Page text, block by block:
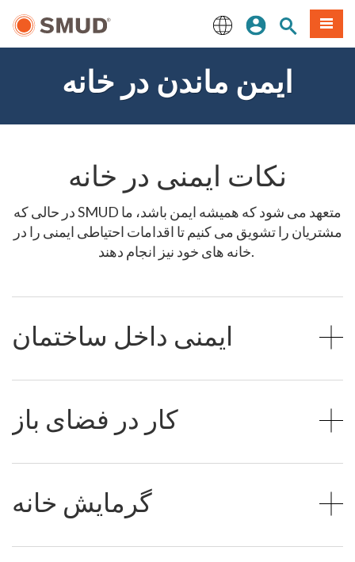
English
ورودسایتمنو
ایمن ماندن در خانه
نکات ایمنی در خانه
در حالی که SMUD متعهد می شود که همیشه ایمن باشد، ما
مشتریان را تشویق می کنیم تا اقدامات احتیاطی ایمنی را در
خانه های خود نیز انجام دهند.
ایمنی داخل ساختمان
کار در فضای باز
گرمایش خانه